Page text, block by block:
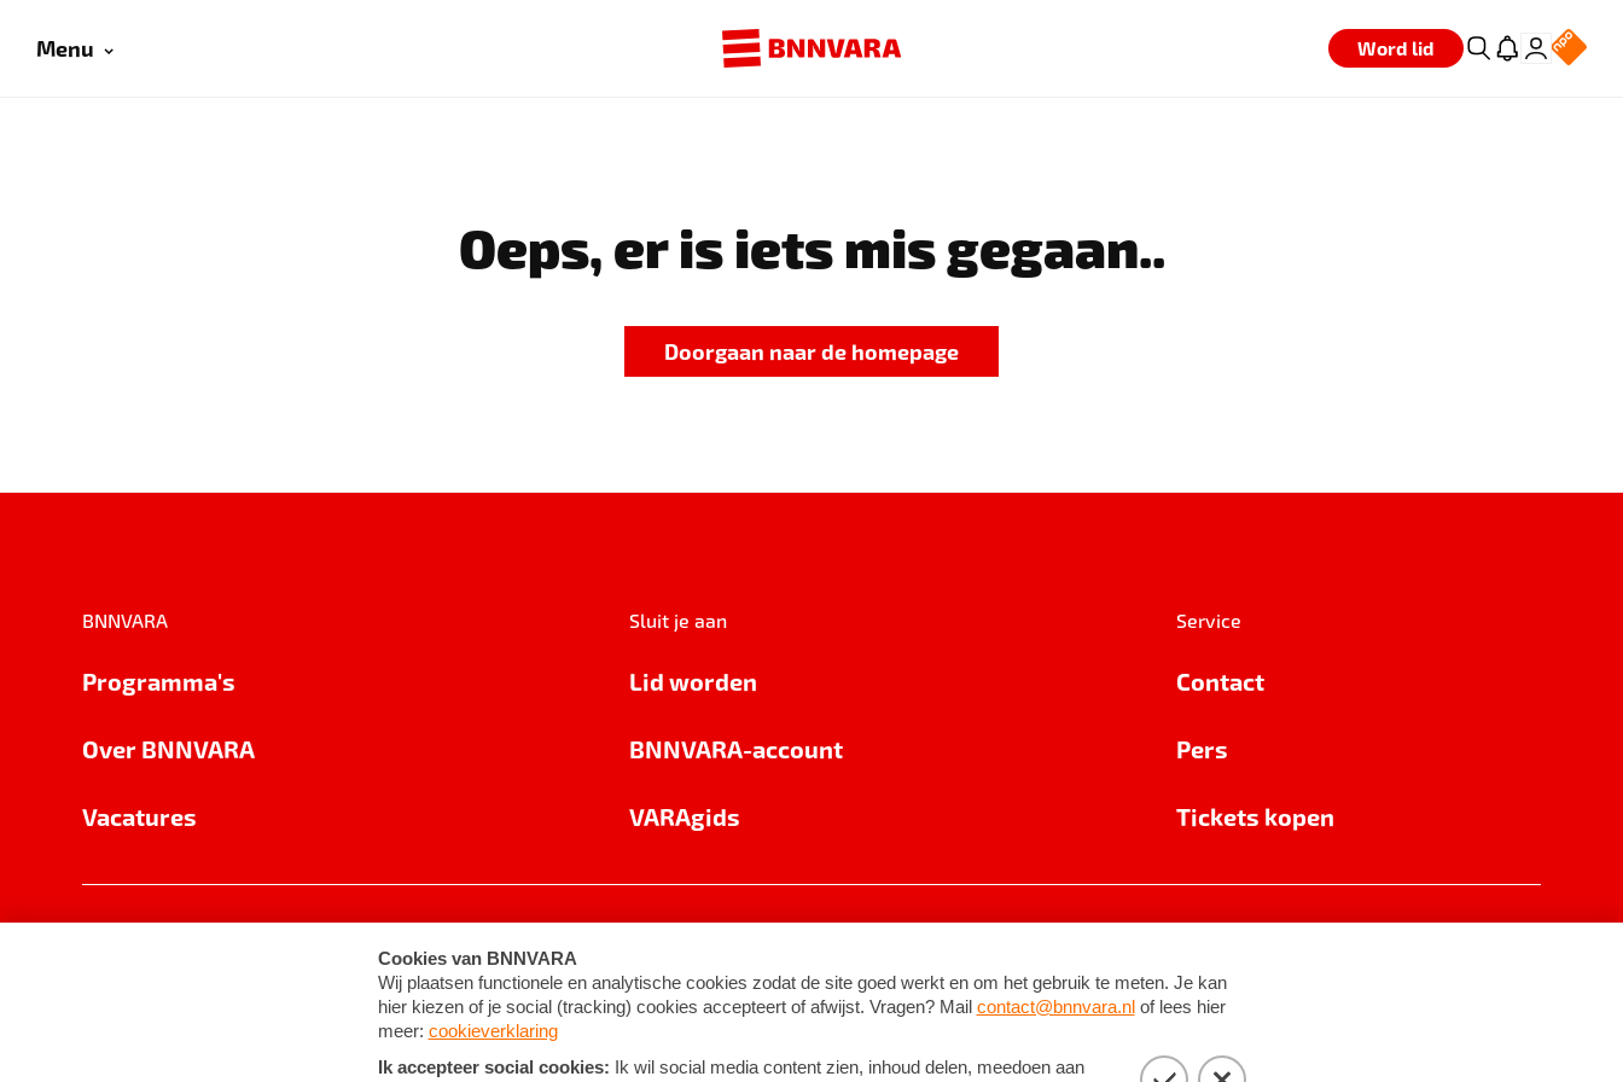
Menu Word lid
Oeps, er is iets mis gegaan..
Doorgaan naar de homepage
BNNVARA
Programma's
Over BNNVARA
Vacatures
Sluit je aan
Lid worden
BNNVARA-account
VARAgids
Service
Contact
Pers
Tickets kopen
Cookie-instellingen Algemene voorwaarden ©2026BNNVARA